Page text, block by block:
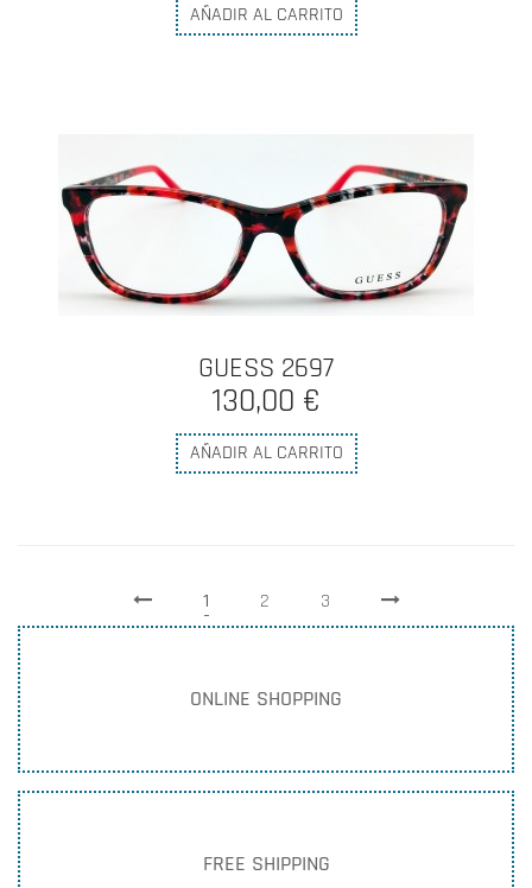
AÑADIR AL CARRITO
GUESS 2697
130,00 €
AÑADIR AL CARRITO
1 2 3
ONLINE SHOPPING
FREE SHIPPING